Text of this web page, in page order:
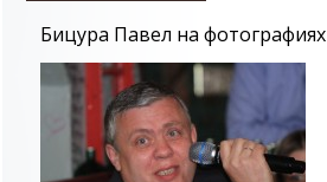
Бицура Павел на фотографиях